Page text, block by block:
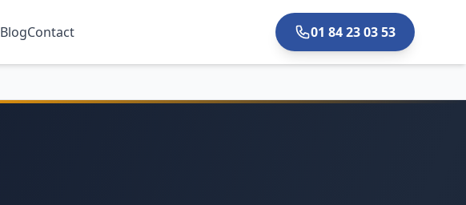
BlogContact 01 84 23 03 53